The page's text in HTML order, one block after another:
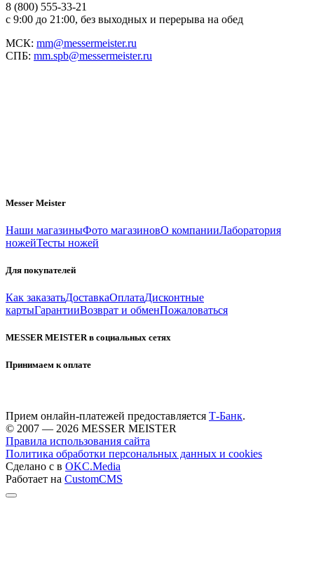
8 (800) 555-33-21
с 9:00 до 21:00, без выходных и перерыва на обед
МСК: mm@messermeister.ru
СПБ: mm.spb@messermeister.ru
Messer Meister
Наши магазиныФото магазиновО компанииЛаборатория
ножейТесты ножей
Для покупателей
Как заказатьДоставкаОплатаДисконтные
картыГарантииВозврат и обменПожаловаться
MESSER MEISTER в социальных сетях
Принимаем к оплате
Прием онлайн-платежей предоставляется Т-Банк.
© 2007 — 2026 MESSER MEISTER
Правила использования сайта
Политика обработки персональных данных и cookies
Сделано с в OKC.Media
Работает на CustomCMS